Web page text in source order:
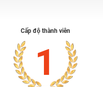
Cấp độ thành viên
1